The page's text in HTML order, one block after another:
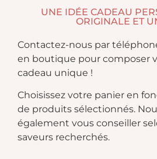
UNE IDÉE CADEAU
ORIGINALE ET
Contactez-nous par
en boutique pour composer
cadeau unique !
Choisissez votre panier en
de produits sélectionnés.
également vous conseiller
saveurs recherchés.